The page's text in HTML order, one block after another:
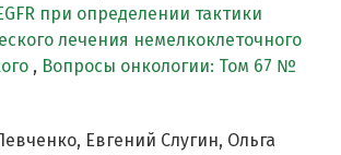
при определении тактики
лечения немелкоклеточного
, Вопросы онкологии: Том 67 №
Евгений Слугин, Ольга